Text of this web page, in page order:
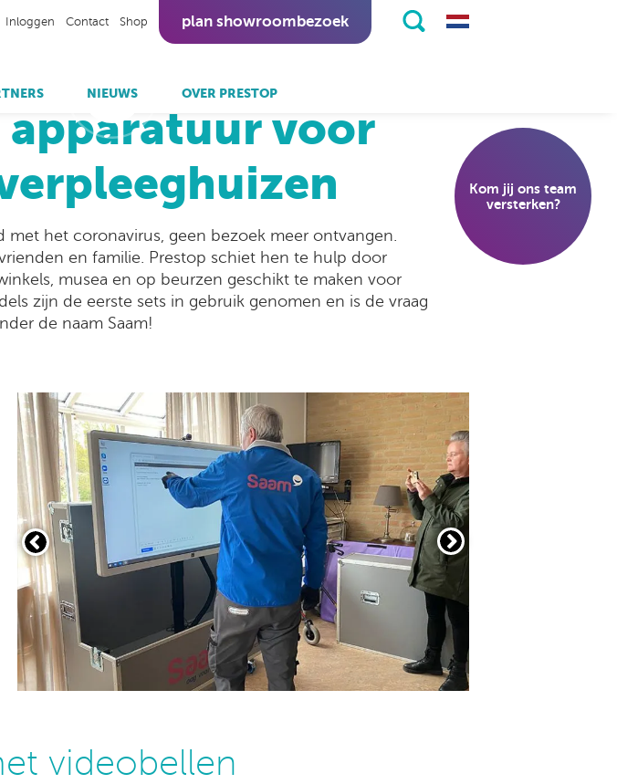
Inloggen Contact Shop plan showroombezoek
bekijk ook:
SiteKiosk software.
Omnitapps software.
Omnivision Place & Learn
NIEUWS OVER PRESTOP
Vacatures
Kom jij ons team
versterken?
voor
het coronavirus, geen bezoek meer ontvangen.
en familie. Prestop schiet hen te hulp door
musea en op beurzen geschikt te maken voor
zijn de eerste sets in gebruik genomen en is de vraag
de naam Saam!
videobellen